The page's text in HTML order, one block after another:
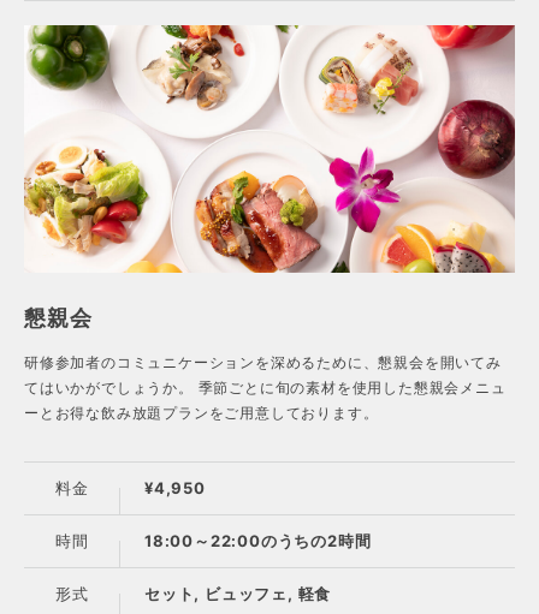
懇親会
研修参加者のコミュニケーションを深めるために、懇親会を開いてみ
てはいかがでしょうか。 季節ごとに旬の素材を使用した懇親会メニュ
ーとお得な飲み放題プランをご用意しております。
料金 ¥4,950
時間 18:00～22:00のうちの2時間
形式 セット, ビュッフェ, 軽食